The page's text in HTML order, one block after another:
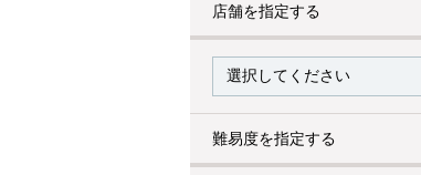
店舗を指定する
難易度を指定する